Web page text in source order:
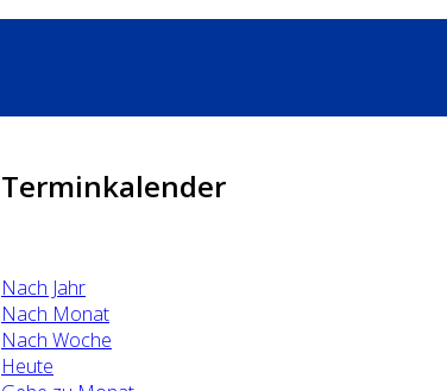
Terminkalender
Nach Jahr
Nach Monat
Nach Woche
Heute